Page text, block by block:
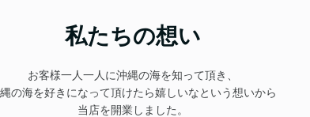
私たちの想い
お客様一人一人に沖縄の海を知って頂き、
の海を好きになって頂けたら嬉しいなという想いから
当店を開業しました。